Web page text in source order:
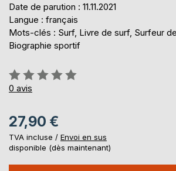
Date de parution : 11.11.2021
Langue : français
Mots-clés : Surf, Livre de surf, Surfeur
Biographie sportif
Évaluation:
0%
0 avis
27,90 €
TVA incluse / Envoi en sus
disponible (dès maintenant)